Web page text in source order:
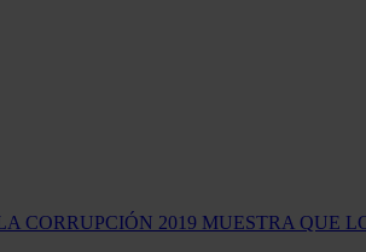
CORRUPCIÓN 2019 MUESTRA QUE